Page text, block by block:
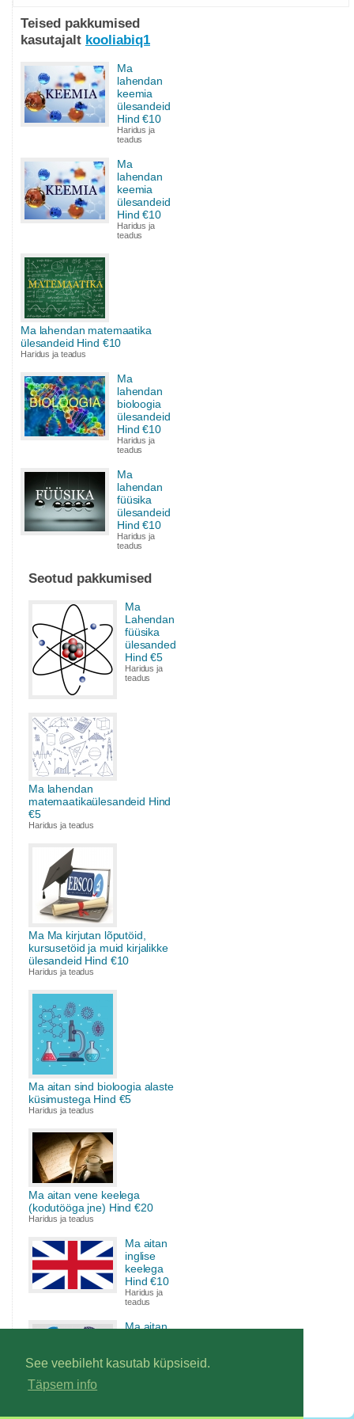
See veebileht kasutab küpsiseid.
Täpsem info
Teised pakkumised
kasutajalt kooliabiq1
Ma
lahendan
keemia
ülesandeid
Hind €10
Haridus ja
teadus
Ma
lahendan
keemia
ülesandeid
Hind €10
Haridus ja
teadus
Ma lahendan matemaatika
ülesandeid Hind €10
Haridus ja teadus
Ma
lahendan
bioloogia
ülesandeid
Hind €10
Haridus ja
teadus
Ma
lahendan
füüsika
ülesandeid
Hind €10
Haridus ja
teadus
Seotud pakkumised
Ma
Lahendan
füüsika
ülesanded
Hind €5
Haridus ja
teadus
Ma lahendan
matemaatikaülesandeid Hind
€5
Haridus ja teadus
Ma Ma kirjutan lõputöid,
kursusetöid ja muid kirjalikke
ülesandeid Hind €10
Haridus ja teadus
Ma aitan sind bioloogia alaste
küsimustega Hind €5
Haridus ja teadus
Ma aitan vene keelega
(kodutööga jne) Hind €20
Haridus ja teadus
Ma aitan
inglise
keelega
Hind €10
Haridus ja
teadus
Ma aitan
Hind €15